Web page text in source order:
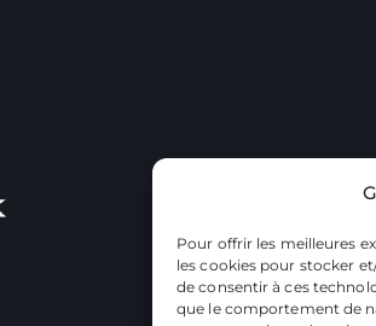
Pour offrir les meilleures
les cookies pour stocker
de consentir à ces
que le comportement de